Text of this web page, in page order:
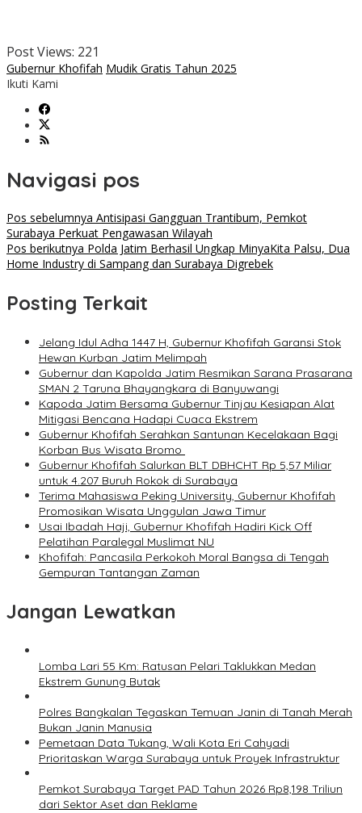
Post Views: 221
Gubernur Khofifah Mudik Gratis Tahun 2025
Ikuti Kami
Navigasi pos
Pos sebelumnya Antisipasi Gangguan Trantibum, Pemkot
Surabaya Perkuat Pengawasan Wilayah
Pos berikutnya Polda Jatim Berhasil Ungkap MinyaKita Palsu, Dua
Home Industry di Sampang dan Surabaya Digrebek
Posting Terkait
Jelang Idul Adha 1447 H, Gubernur Khofifah Garansi Stok
Hewan Kurban Jatim Melimpah
Gubernur dan Kapolda Jatim Resmikan Sarana Prasarana
SMAN 2 Taruna Bhayangkara di Banyuwangi
Kapoda Jatim Bersama Gubernur Tinjau Kesiapan Alat
Mitigasi Bencana Hadapi Cuaca Ekstrem
Gubernur Khofifah Serahkan Santunan Kecelakaan Bagi
Korban Bus Wisata Bromo
Gubernur Khofifah Salurkan BLT DBHCHT Rp 5,57 Miliar
untuk 4.207 Buruh Rokok di Surabaya
Terima Mahasiswa Peking University, Gubernur Khofifah
Promosikan Wisata Unggulan Jawa Timur
Usai Ibadah Haji, Gubernur Khofifah Hadiri Kick Off
Pelatihan Paralegal Muslimat NU
Khofifah: Pancasila Perkokoh Moral Bangsa di Tengah
Gempuran Tantangan Zaman
Jangan Lewatkan
Lomba Lari 55 Km: Ratusan Pelari Taklukkan Medan
Ekstrem Gunung Butak
Polres Bangkalan Tegaskan Temuan Janin di Tanah Merah
Bukan Janin Manusia
Pemetaan Data Tukang, Wali Kota Eri Cahyadi
Prioritaskan Warga Surabaya untuk Proyek Infrastruktur
Pemkot Surabaya Target PAD Tahun 2026 Rp8,198 Triliun
dari Sektor Aset dan Reklame